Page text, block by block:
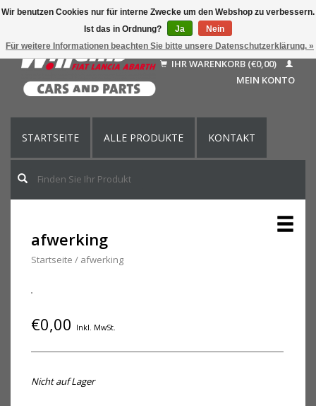
Nederlands
Français
English (US)
IHR WARENKORB (€0,00)
MEIN KONTO
STARTSEITE ALLE PRODUKTE KONTAKT
afwerking
Startseite / afwerking
€0,00 Inkl. MwSt.
Nicht auf Lager
Wir benutzen Cookies nur für interne Zwecke um den Webshop zu verbessern.
Ist das in Ordnung?
Ja
Nein
Für weitere Informationen beachten Sie bitte unsere Datenschutzerklärung. »